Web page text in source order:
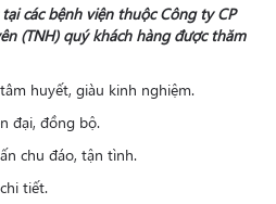
các bệnh viện thuộc Công ty CP
(TNH) quý khách hàng được thăm
huyết, giàu kinh nghiệm.
đại, đồng bộ.
chu đáo, tận tình.
tiết.